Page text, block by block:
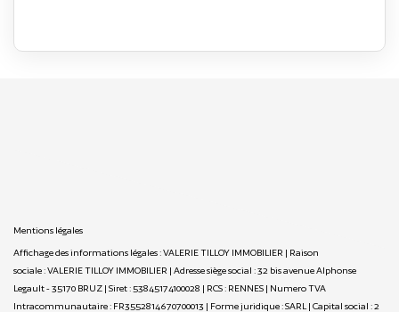
Mentions légales
Affichage des informations légales : VALERIE TILLOY IMMOBILIER | Raison
sociale : VALERIE TILLOY IMMOBILIER | Adresse siège social : 32 bis avenue Alphonse
Legault - 35170 BRUZ | Siret : 53845174100028 | RCS : RENNES | Numero TVA
Intracommunautaire : FR3552814670700013 | Forme juridique : SARL | Capital social : 2